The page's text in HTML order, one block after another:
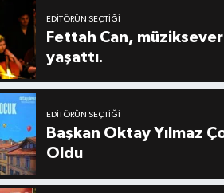
EDITÖRÜN SEÇTIĞI
Fettah Can,
yaşattı.
EDITÖRÜN SEÇTIĞI
Başkan Oktay Yılmaz
Oldu